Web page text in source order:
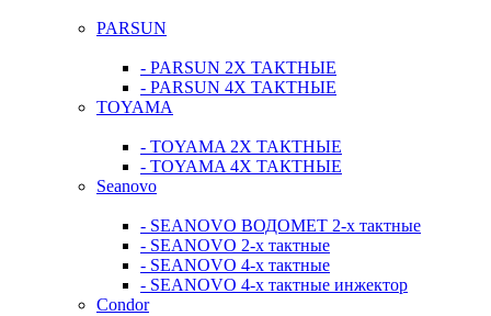
PARSUN
- PARSUN 2Х ТАКТНЫЕ
- PARSUN 4Х ТАКТНЫЕ
TOYAMA
- TOYAMA 2Х ТАКТНЫЕ
- TOYAMA 4Х ТАКТНЫЕ
Seanovo
- SEANOVO ВОДОМЕТ 2-х тактные
- SEANOVO 2-х тактные
- SEANOVO 4-х тактные
- SEANOVO 4-х тактные инжектор
Condor